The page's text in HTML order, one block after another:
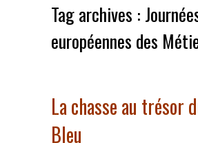
Tag archives :
européennes des
La chasse au trésor
Bleu